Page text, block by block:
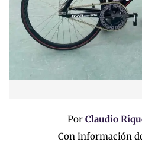
Por Claudio
Con información